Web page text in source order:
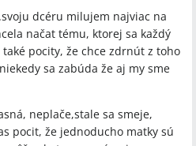
dcéru milujem najviac na
načat tému, ktorej sa každý
pocity, že chce zdrnút z toho
sa zabúda že aj my sme
neplače,stale sa smeje,
pocit, že jednoducho matky sú